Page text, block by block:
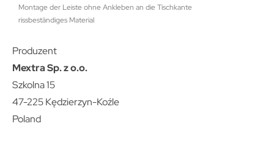
Montage der Leiste ohne Ankleben an die Tischkante
rissbeständiges Material
Produzent
Mextra Sp. z o.o.
Szkolna 15
47-225 Kędzierzyn-Koźle
Poland